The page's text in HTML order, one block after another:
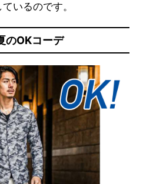
いるのです。
のOKコーデ